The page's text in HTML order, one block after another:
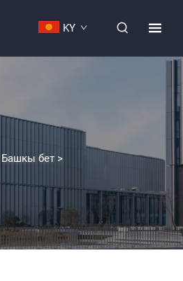
KY
Башкы бет>